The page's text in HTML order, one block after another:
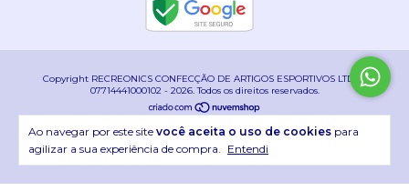
Ao navegar por este site você aceita o uso de cookies para
agilizar a sua experiência de compra. Entendi
Copyright RECREONICS CONFECÇÃO DE ARTIGOS ESPORTIVOS LTDA -
07714441000102 - 2026. Todos os direitos reservados.
com ❤ Por Planweb